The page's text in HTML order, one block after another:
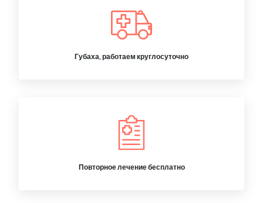
Губаха, работаем круглосуточно
Повторное лечение бесплатно